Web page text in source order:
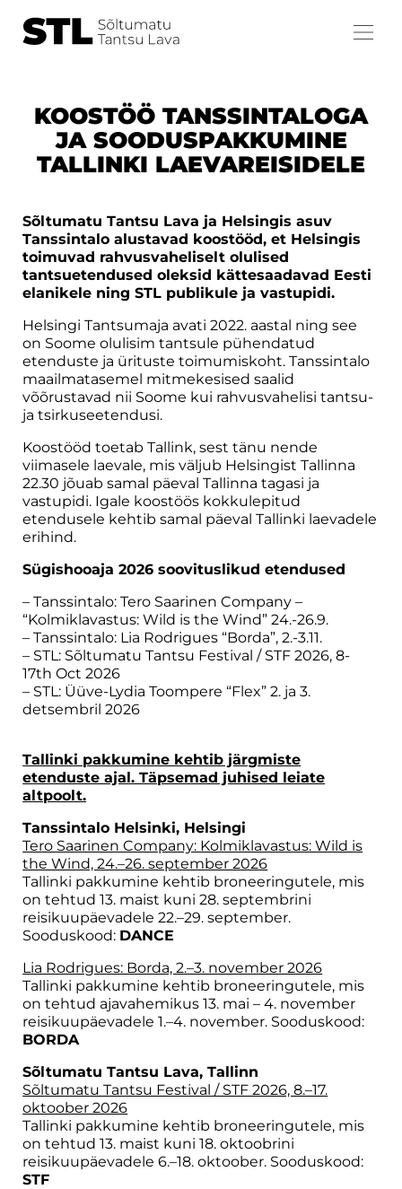
KOOSTÖÖ TANSSINTALOGA
JA SOODUSPAKKUMINE
TALLINKI LAEVAREISIDELE
Sõltumatu Tantsu Lava ja Helsingis asuv
Tanssintalo alustavad koostööd, et Helsingis
toimuvad rahvusvaheliselt olulised
tantsuetendused oleksid kättesaadavad Eesti
elanikele ning STL publikule ja vastupidi.
Helsingi Tantsumaja avati 2022. aastal ning see
on Soome olulisim tantsule pühendatud
etenduste ja ürituste toimumiskoht. Tanssintalo
maailmatasemel mitmekesised saalid
võõrustavad nii Soome kui rahvusvahelisi tantsu-
ja tsirkuseetendusi.
Koostööd toetab Tallink, sest tänu nende
viimasele laevale, mis väljub Helsingist Tallinna
22.30 jõuab samal päeval Tallinna tagasi ja
vastupidi. Igale koostöös kokkulepitud
etendusele kehtib samal päeval Tallinki laevadele
erihind.
Sügishooaja 2026 soovituslikud etendused
– Tanssintalo: Tero Saarinen Company –
“Kolmiklavastus: Wild is the Wind” 24.-26.9.
– Tanssintalo: Lia Rodrigues “Borda”, 2.-3.11.
– STL: Sõltumatu Tantsu Festival / STF 2026, 8-
17th Oct 2026
– STL: Üüve-Lydia Toompere “Flex” 2. ja 3.
detsembril 2026
Tallinki pakkumine kehtib järgmiste
etenduste ajal. Täpsemad juhised leiate
altpoolt.
Tanssintalo Helsinki, Helsingi
Tero Saarinen Company: Kolmiklavastus: Wild is
the Wind, 24.–26. september 2026
Tallinki pakkumine kehtib broneeringutele, mis
on tehtud 13. maist kuni 28. septembrini
reisikuupäevadele 22.–29. september.
Sooduskood: DANCE
Lia Rodrigues: Borda, 2.–3. november 2026
Tallinki pakkumine kehtib broneeringutele, mis
on tehtud ajavahemikus 13. mai – 4. november
reisikuupäevadele 1.–4. november. Sooduskood:
BORDA
Sõltumatu Tantsu Lava, Tallinn
Sõltumatu Tantsu Festival / STF 2026, 8.–17.
oktoober 2026
Tallinki pakkumine kehtib broneeringutele, mis
on tehtud 13. maist kuni 18. oktoobrini
reisikuupäevadele 6.–18. oktoober. Sooduskood:
STF